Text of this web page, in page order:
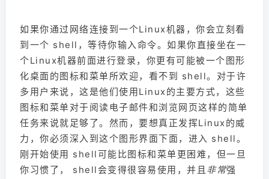
如果你通过网络连接到一个Linux机器，你会立刻看
到一个 shell，等待你输入命令。如果你直接坐在一
个Linux机器前面进行登录，你更有可能被一个图形
化桌面的图标和菜单所欢迎，看不到 shell。对于许
多用户来说，这是他们使用Linux的主要方式，这些
图标和菜单对于阅读电子邮件和浏览网页这样的简单
任务来说就足够了。然而，要想真正发挥Linux的威
力，你必须深入到这个图形界面下面，进入 shell。
刚开始使用 shell可能比图标和菜单更困难，但一旦
你习惯了， shell会变得很容易使用，并且 非常强